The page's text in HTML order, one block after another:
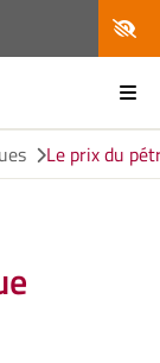
Le prix du